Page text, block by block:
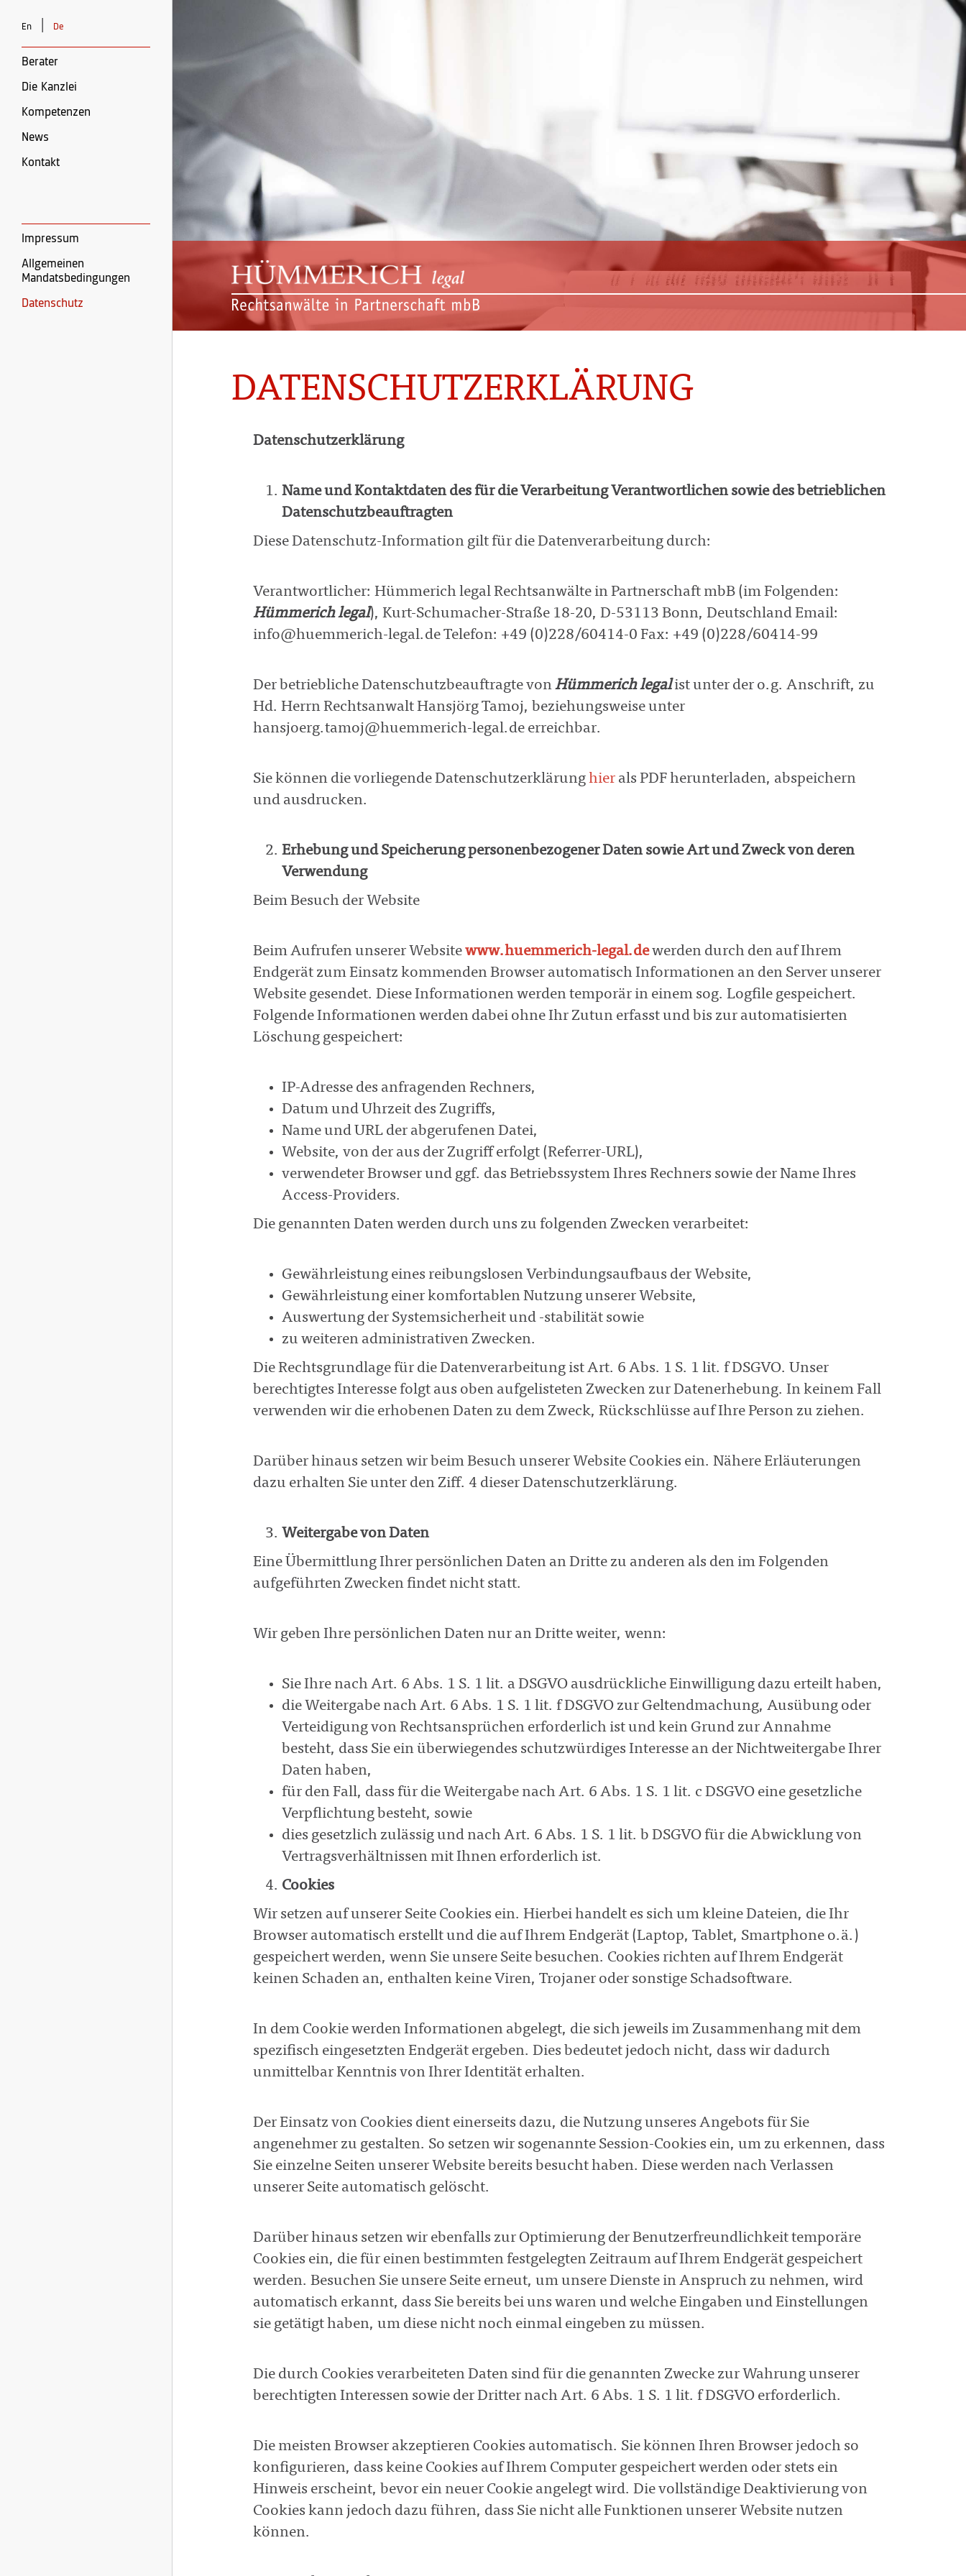
En De
Berater
Die Kanzlei
Kompetenzen
News
Kontakt
Impressum
Allgemeinen
Mandatsbedingungen
Datenschutz
DATENSCHUTZERKLÄRUNG
Datenschutzerklärung
Name und Kontaktdaten des für die Verarbeitung Verantwortlichen sowie des betrieblichen
Datenschutzbeauftragten
Diese Datenschutz-Information gilt für die Datenverarbeitung durch:
Verantwortlicher: Hümmerich legal Rechtsanwälte in Partnerschaft mbB (im Folgenden:
Hümmerich legal), Kurt-Schumacher-Straße 18-20, D-53113 Bonn, Deutschland Email:
info@huemmerich-legal.de Telefon: +49 (0)228/60414-0 Fax: +49 (0)228/60414-99
Der betriebliche Datenschutzbeauftragte vonHümmerich legalist unter der o.g. Anschrift, zu
Hd. Herrn Rechtsanwalt Hansjörg Tamoj, beziehungsweise unter
hansjoerg.tamoj@huemmerich-legal.de erreichbar.
Sie können die vorliegende Datenschutzerklärunghier als PDF herunterladen, abspeichern
und ausdrucken.
Erhebung und Speicherung personenbezogener Daten sowie Art und Zweck von deren
Verwendung
Beim Besuch der Website
Beim Aufrufen unserer Websitewww.huemmerich-legal.dewerden durch den auf Ihrem
Endgerät zum Einsatz kommenden Browser automatisch Informationen an den Server unserer
Website gesendet. Diese Informationen werden temporär in einem sog. Logfile gespeichert.
Folgende Informationen werden dabei ohne Ihr Zutun erfasst und bis zur automatisierten
Löschung gespeichert:
IP-Adresse des anfragenden Rechners,
Datum und Uhrzeit des Zugriffs,
Name und URL der abgerufenen Datei,
Website, von der aus der Zugriff erfolgt (Referrer-URL),
verwendeter Browser und ggf. das Betriebssystem Ihres Rechners sowie der Name Ihres
Access-Providers.
Die genannten Daten werden durch uns zu folgenden Zwecken verarbeitet:
Gewährleistung eines reibungslosen Verbindungsaufbaus der Website,
Gewährleistung einer komfortablen Nutzung unserer Website,
Auswertung der Systemsicherheit und -stabilität sowie
zu weiteren administrativen Zwecken.
Die Rechtsgrundlage für die Datenverarbeitung ist Art. 6 Abs. 1 S. 1 lit. f DSGVO. Unser
berechtigtes Interesse folgt aus oben aufgelisteten Zwecken zur Datenerhebung. In keinem Fall
verwenden wir die erhobenen Daten zu dem Zweck, Rückschlüsse auf Ihre Person zu ziehen.
Darüber hinaus setzen wir beim Besuch unserer Website Cookies ein. Nähere Erläuterungen
dazu erhalten Sie unter den Ziff. 4 dieser Datenschutzerklärung.
Weitergabe von Daten
Eine Übermittlung Ihrer persönlichen Daten an Dritte zu anderen als den im Folgenden
aufgeführten Zwecken findet nicht statt.
Wir geben Ihre persönlichen Daten nur an Dritte weiter, wenn:
Sie Ihre nach Art. 6 Abs. 1 S. 1 lit. a DSGVO ausdrückliche Einwilligung dazu erteilt haben,
die Weitergabe nach Art. 6 Abs. 1 S. 1 lit. f DSGVO zur Geltendmachung, Ausübung oder
Verteidigung von Rechtsansprüchen erforderlich ist und kein Grund zur Annahme
besteht, dass Sie ein überwiegendes schutzwürdiges Interesse an der Nichtweitergabe Ihrer
Daten haben,
für den Fall, dass für die Weitergabe nach Art. 6 Abs. 1 S. 1 lit. c DSGVO eine gesetzliche
Verpflichtung besteht, sowie
dies gesetzlich zulässig und nach Art. 6 Abs. 1 S. 1 lit. b DSGVO für die Abwicklung von
Vertragsverhältnissen mit Ihnen erforderlich ist.
Cookies
Wir setzen auf unserer Seite Cookies ein. Hierbei handelt es sich um kleine Dateien, die Ihr
Browser automatisch erstellt und die auf Ihrem Endgerät (Laptop, Tablet, Smartphone o.ä.)
gespeichert werden, wenn Sie unsere Seite besuchen. Cookies richten auf Ihrem Endgerät
keinen Schaden an, enthalten keine Viren, Trojaner oder sonstige Schadsoftware.
In dem Cookie werden Informationen abgelegt, die sich jeweils im Zusammenhang mit dem
spezifisch eingesetzten Endgerät ergeben. Dies bedeutet jedoch nicht, dass wir dadurch
unmittelbar Kenntnis von Ihrer Identität erhalten.
Der Einsatz von Cookies dient einerseits dazu, die Nutzung unseres Angebots für Sie
angenehmer zu gestalten. So setzen wir sogenannte Session-Cookies ein, um zu erkennen, dass
Sie einzelne Seiten unserer Website bereits besucht haben. Diese werden nach Verlassen
unserer Seite automatisch gelöscht.
Darüber hinaus setzen wir ebenfalls zur Optimierung der Benutzerfreundlichkeit temporäre
Cookies ein, die für einen bestimmten festgelegten Zeitraum auf Ihrem Endgerät gespeichert
werden. Besuchen Sie unsere Seite erneut, um unsere Dienste in Anspruch zu nehmen, wird
automatisch erkannt, dass Sie bereits bei uns waren und welche Eingaben und Einstellungen
sie getätigt haben, um diese nicht noch einmal eingeben zu müssen.
Die durch Cookies verarbeiteten Daten sind für die genannten Zwecke zur Wahrung unserer
berechtigten Interessen sowie der Dritter nach Art. 6 Abs. 1 S. 1 lit. f DSGVO erforderlich.
Die meisten Browser akzeptieren Cookies automatisch. Sie können Ihren Browser jedoch so
konfigurieren, dass keine Cookies auf Ihrem Computer gespeichert werden oder stets ein
Hinweis erscheint, bevor ein neuer Cookie angelegt wird. Die vollständige Deaktivierung von
Cookies kann jedoch dazu führen, dass Sie nicht alle Funktionen unserer Website nutzen
können.